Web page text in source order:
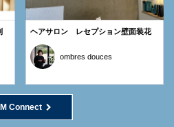
ヘアサロン レセプション壁面装花
ombres douces
Connect